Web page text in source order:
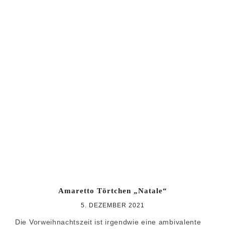
Amaretto Törtchen „Natale“
5. DEZEMBER 2021
Die Vorweihnachtszeit ist irgendwie eine ambivalente